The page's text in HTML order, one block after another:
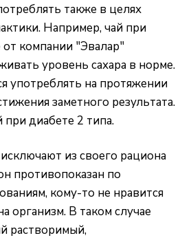
также в целях
Например, чай при
от компании "Эвалар"
уровень сахара в норме.
употреблять на протяжении
заметного результата.
при диабете 2 типа.
из своего рациона
противопоказан по
кому-то не нравится
организм. В таком случае
растворимый,